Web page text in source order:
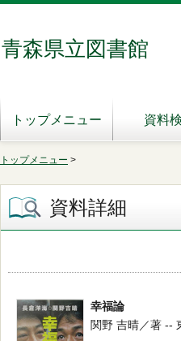
青森県立図書館
トップメニュー 資料
トップメニュー >
資料詳細
幸福論
関野 吉晴／著 --